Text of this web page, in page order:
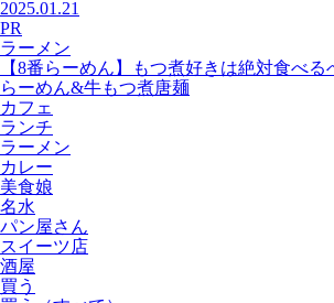
2025.01.21
PR
ラーメン
【8番らーめん】もつ煮好きは絶対食べ
らーめん&牛もつ煮唐麺
カフェ
ランチ
ラーメン
カレー
美食娘
名水
パン屋さん
スイーツ店
酒屋
買う